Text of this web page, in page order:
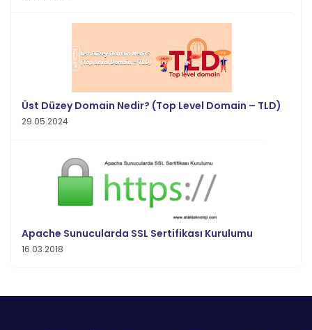
Üst Düzey Domain Nedir? (Top Level Domain – TLD)
29.05.2024
Apache Sunucularda SSL Sertifikası Kurulumu
16.03.2018